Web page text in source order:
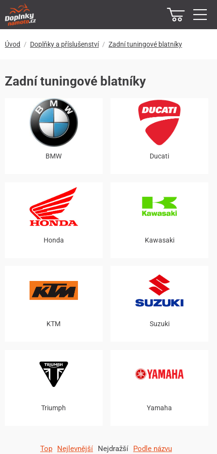
Úvod Doplňky a příslušenství Zadní tuningové blatníky
Zadní tuningové blatníky
BMW Ducati
Honda Kawasaki
KTM Suzuki
Triumph Yamaha
Top Nejlevnější Nejdražší Podle názvu